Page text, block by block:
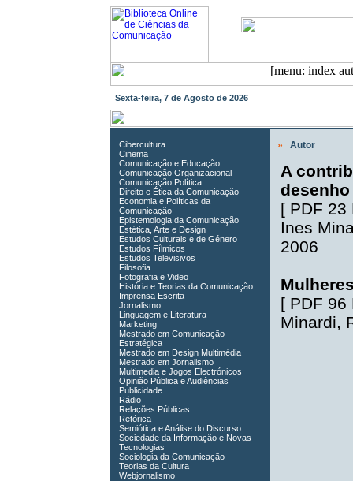
Sexta-feira, 7 de Agosto de 2026
Cibercultura
Cinema
Comunicação e Educação
Comunicação Organizacional
Comunicação Política
Direito e Ética da Comunicação
Economia e Políticas da
Comunicação
Epistemologia da Comunicação
Estética, Arte e Design
Estudos Culturais e de Género
Estudos Fílmicos
Estudos Televisivos
Filosofia
Fotografia e Video
História e Teorias da Comunicação
Imprensa Escrita
Jornalismo
Linguagem e Literatura
Marketing
Mestrado em Comunicação
Estratégica
Mestrado em Design Multimédia
Mestrado em Jornalismo
Multimedia e Jogos Electrónicos
Opinião Pública e Audiências
Publicidade
Rádio
Relações Públicas
Retórica
Semiótica e Análise do Discurso
Sociedade da Informação e Novas
Tecnologias
Sociologia da Comunicação
Teorias da Cultura
Webjornalismo
» Autor
A
[ PDF 23
Ines
2006
[ PDF 96
Minardi,